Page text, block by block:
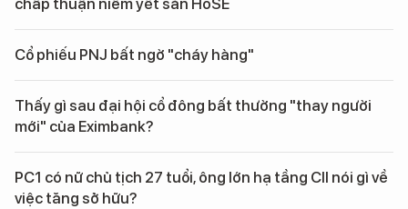
chấp thuận niêm yết sàn HoSE
Cổ phiếu PNJ bất ngờ "cháy hàng"
Thấy gì sau đại hội cổ đông bất thường "thay người
mới" của Eximbank?
PC1 có nữ chủ tịch 27 tuổi, ông lớn hạ tầng CII nói gì về
việc tăng sở hữu?